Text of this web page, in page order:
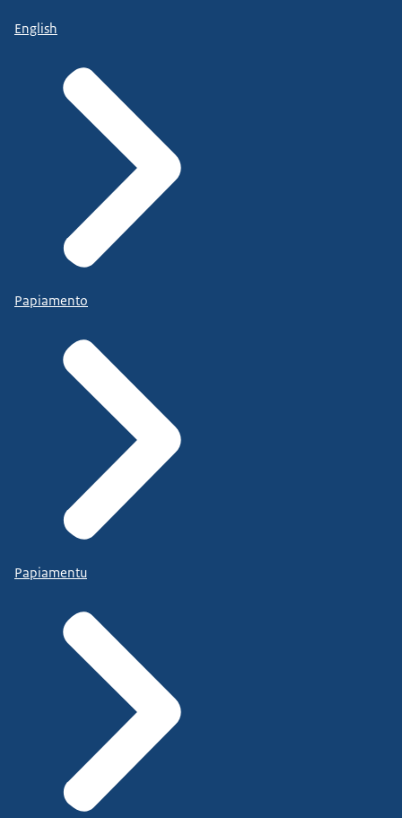
English
Papiamento
Papiamentu